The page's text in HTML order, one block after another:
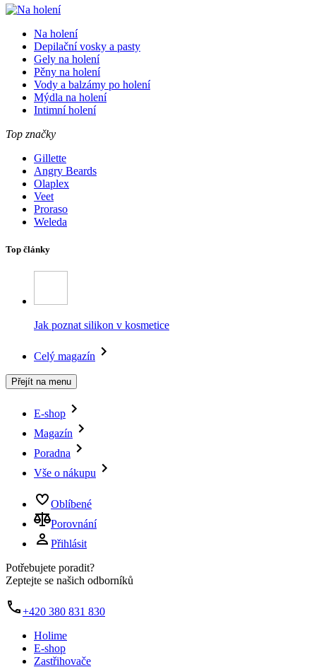
Na holení
Depilační vosky a pasty
Gely na holení
Pěny na holení
Vody a balzámy po holení
Mýdla na holení
Intimní holení
Top značky
Gillette
Angry Beards
Olaplex
Veet
Proraso
Weleda
Top články
Jak poznat silikon v kosmetice
Celý magazín
Přejít na menu
E-shop
Magazín
Poradna
Vše o nákupu
Oblíbené
Porovnání
Přihlásit
Potřebujete poradit?
Zeptejte se našich odborníků
+420 380 831 830
Holime
E-shop
Zastřihovače